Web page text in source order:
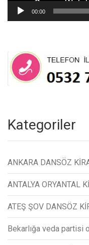
00:00
Kategoriler
ANKARA DANSÖZ
ANTALYA ORYANTAL
ATEŞ ŞOV DANSÖZ
Bekarlığa veda partisi